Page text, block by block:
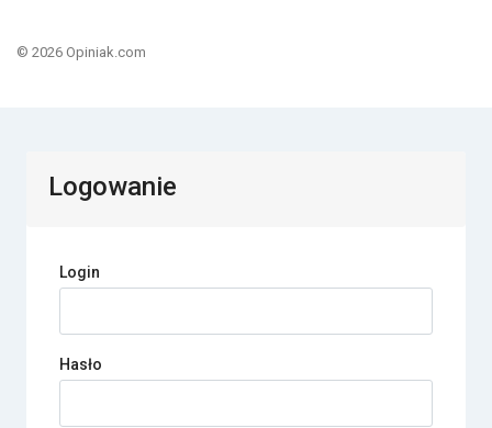
© 2026 Opiniak.com
Logowanie
Login
Hasło